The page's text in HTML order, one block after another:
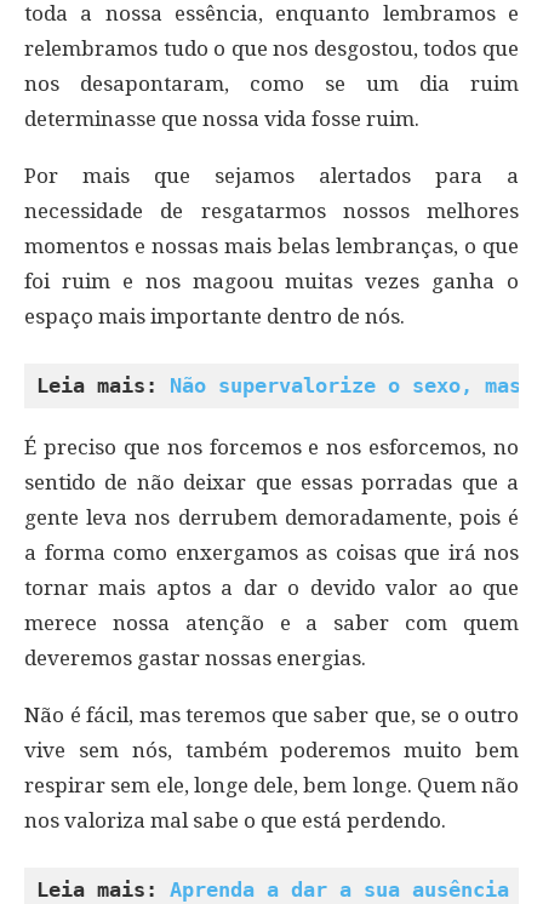
toda a nossa essência, enquanto lembramos e
relembramos tudo o que nos desgostou, todos que
nos desapontaram, como se um dia ruim
determinasse que nossa vida fosse ruim.
Por mais que sejamos alertados para a
necessidade de resgatarmos nossos melhores
momentos e nossas mais belas lembranças, o que
foi ruim e nos magoou muitas vezes ganha o
espaço mais importante dentro de nós.
Leia mais: Não supervalorize o sexo,
É preciso que nos forcemos e nos esforcemos, no
sentido de não deixar que essas porradas que a
gente leva nos derrubem demoradamente, pois é
a forma como enxergamos as coisas que irá nos
tornar mais aptos a dar o devido valor ao que
merece nossa atenção e a saber com quem
deveremos gastar nossas energias.
Não é fácil, mas teremos que saber que, se o outro
vive sem nós, também poderemos muito bem
respirar sem ele, longe dele, bem longe. Quem não
nos valoriza mal sabe o que está perdendo.
Leia mais: Aprenda a dar a sua ausência